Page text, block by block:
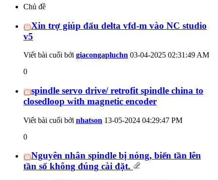
Chủ đề
Xin trợ giúp đấu delta vfd-m vào NC studio
v5
Viết bài cuối bởi giacongapluchn 03-04-2025 02:31:49 AM
0
spindle servo drive/ retrofit spindle china to
closedloop with magnetic encoder
Viết bài cuối bởi nhatson 13-05-2024 04:29:47 PM
0
Nguyên nhân spindle bị nóng, biến tần lên
tần số không đúng cài đặt.